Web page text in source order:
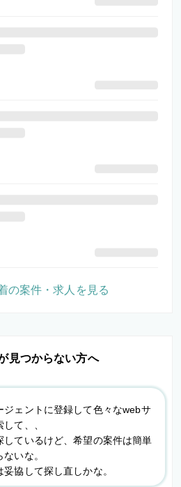
見つからない方へ
ジェントに登録して色々なwebサ
て、、
しているけど、希望の案件は簡単
いな。
妥協して探し直しかな。
の案件・求人を見る